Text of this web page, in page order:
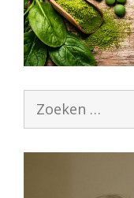
Zoek